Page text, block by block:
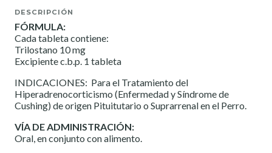
DESCRIPCIÓN
FÓRMULA:
Cada tableta contiene:
Trilostano 10 mg
Excipiente c.b.p. 1 tableta
INDICACIONES: Para el Tratamiento del
Hiperadrenocorticismo (Enfermedad y Síndrome de
Cushing) de origen Pituitutario o Suprarrenal en el Perro.
VÍA DE ADMINISTRACIÓN:
Oral, en conjunto con alimento.